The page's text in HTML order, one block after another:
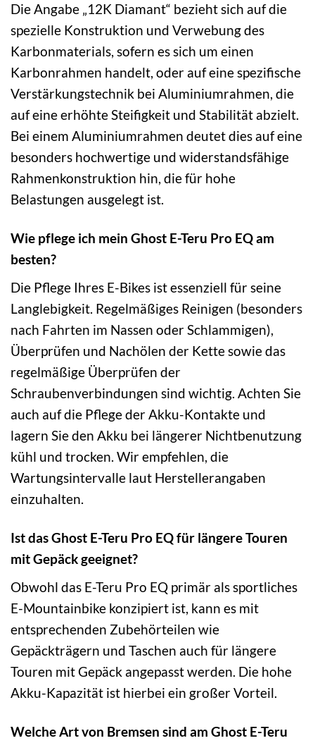
Die Angabe „12K Diamant“ bezieht sich auf die
spezielle Konstruktion und Verwebung des
Karbonmaterials, sofern es sich um einen
Karbonrahmen handelt, oder auf eine spezifische
Verstärkungstechnik bei Aluminiumrahmen, die
auf eine erhöhte Steifigkeit und Stabilität abzielt.
Bei einem Aluminiumrahmen deutet dies auf eine
besonders hochwertige und widerstandsfähige
Rahmenkonstruktion hin, die für hohe
Belastungen ausgelegt ist.
Wie pflege ich mein Ghost E-Teru Pro EQ am
besten?
Die Pflege Ihres E-Bikes ist essenziell für seine
Langlebigkeit. Regelmäßiges Reinigen (besonders
nach Fahrten im Nassen oder Schlammigen),
Überprüfen und Nachölen der Kette sowie das
regelmäßige Überprüfen der
Schraubenverbindungen sind wichtig. Achten Sie
auch auf die Pflege der Akku-Kontakte und
lagern Sie den Akku bei längerer Nichtbenutzung
kühl und trocken. Wir empfehlen, die
Wartungsintervalle laut Herstellerangaben
einzuhalten.
Ist das Ghost E-Teru Pro EQ für längere Touren
mit Gepäck geeignet?
Obwohl das E-Teru Pro EQ primär als sportliches
E-Mountainbike konzipiert ist, kann es mit
entsprechenden Zubehörteilen wie
Gepäckträgern und Taschen auch für längere
Touren mit Gepäck angepasst werden. Die hohe
Akku-Kapazität ist hierbei ein großer Vorteil.
Welche Art von Bremsen sind am Ghost E-Teru